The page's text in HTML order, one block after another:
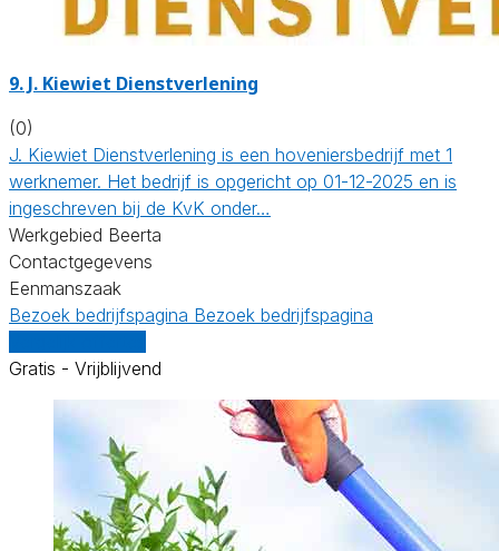
9. J. Kiewiet Dienstverlening
(0)
J. Kiewiet Dienstverlening is een hoveniersbedrijf met 1
werknemer. Het bedrijf is opgericht op 01-12-2025 en is
ingeschreven bij de KvK onder…
Werkgebied Beerta
Contactgegevens
Eenmanszaak
Bezoek bedrijfspagina Bezoek bedrijfspagina
Gratis - Vrijblijvend